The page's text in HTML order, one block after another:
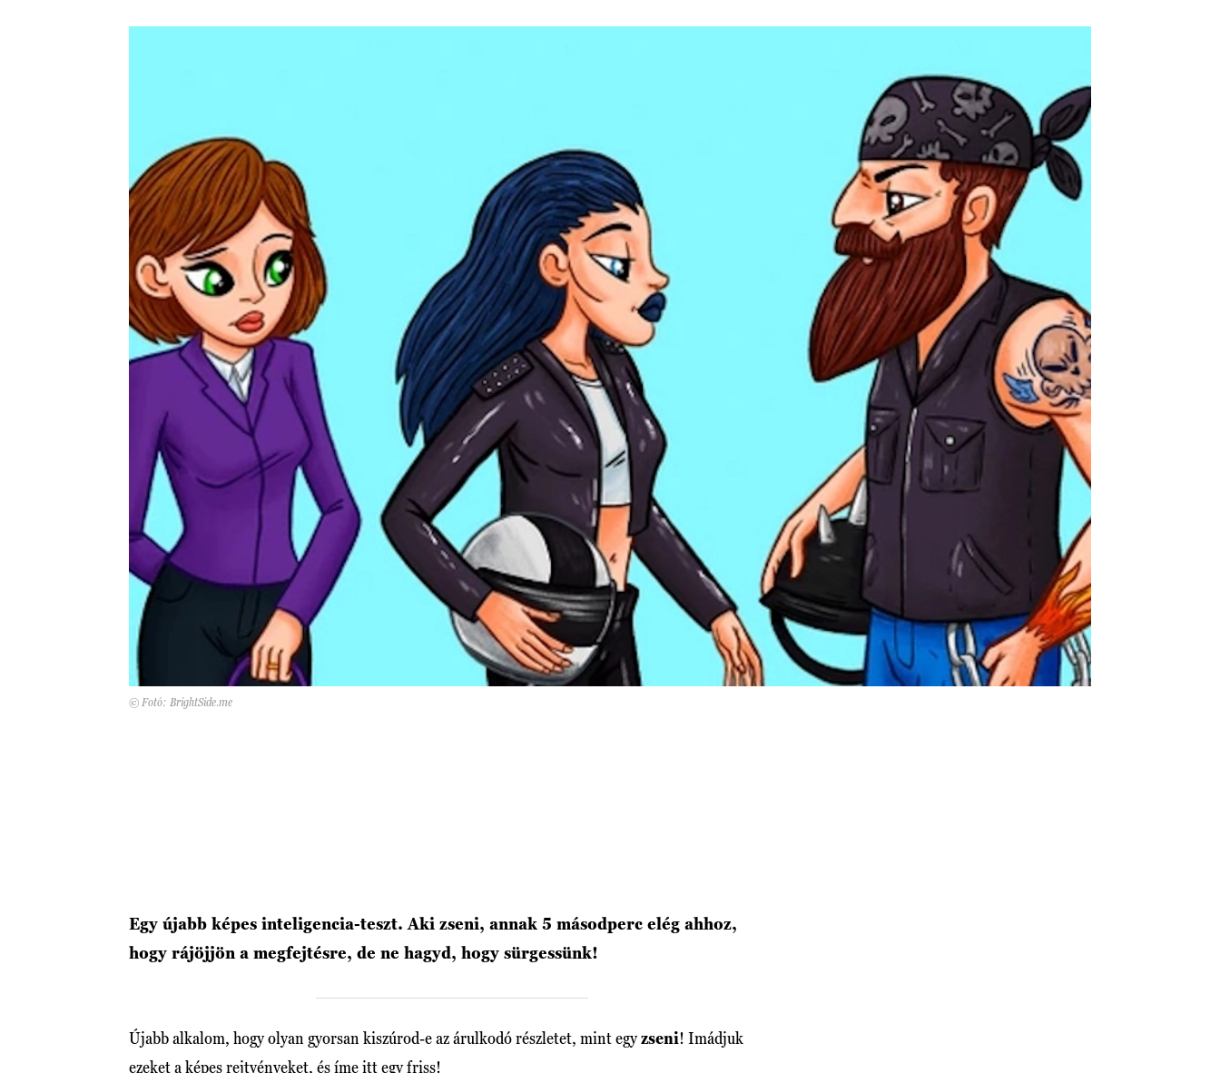
© Fotó: BrightSide.me
Egy újabb képes inteligencia-teszt. Aki zseni, annak 5 másodperc elég ahhoz,
hogy rájöjjön a megfejtésre, de ne hagyd, hogy sürgessünk!
Újabb alkalom, hogy olyan gyorsan kiszúrod-e az árulkodó részletet, mint egyzseni! Imádjuk
ezeket a képes rejtvényeket, és íme itt egy friss!